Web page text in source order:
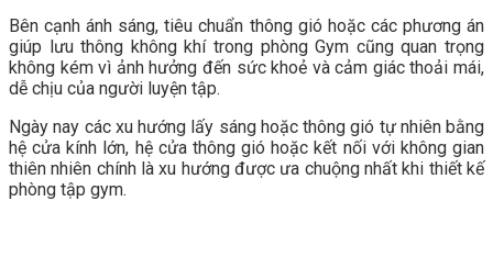
Bên cạnh ánh sáng, tiêu chuẩn thông gió hoặc các phương án
giúp lưu thông không khí trong phòng Gym cũng quan trọng
không kém vì ảnh hưởng đến sức khoẻ và cảm giác thoải mái,
dễ chịu của người luyện tập.
Ngày nay các xu hướng lấy sáng hoặc thông gió tự nhiên bằng
hệ cửa kính lớn, hệ cửa thông gió hoặc kết nối với không gian
thiên nhiên chính là xu hướng được ưa chuộng nhất khi thiết kế
phòng tập gym.